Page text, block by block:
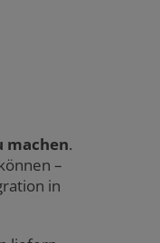
machen.
–
in